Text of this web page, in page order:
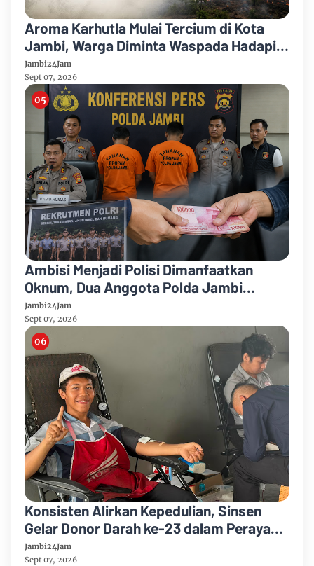
Aroma Karhutla Mulai Tercium di Kota
Jambi, Warga Diminta Waspada Hadapi
Puncak Kemarau
Jambi24Jam
Sept 07, 2026
Ambisi Menjadi Polisi Dimanfaatkan
Oknum, Dua Anggota Polda Jambi
Diduga Tipu Calon Bintara dengan Janji
Kelulusan
Jambi24Jam
Sept 07, 2026
Konsisten Alirkan Kepedulian, Sinsen
Gelar Donor Darah ke-23 dalam Perayaan
Anniversary Sinsen
Jambi24Jam
Sept 07, 2026